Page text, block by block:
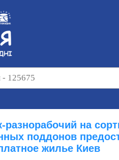
разнорабочий на
поддонов
жилье Киев